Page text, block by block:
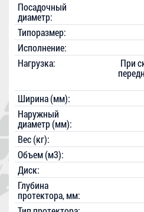
Посадочный
диаметр:
Типоразмер:
Исполнение:
Нагрузка:
При
Ширина (мм):
Наружный
диаметр (мм):
Вес (кг):
Объем (м3):
Диск:
Глубина
протектора, мм: